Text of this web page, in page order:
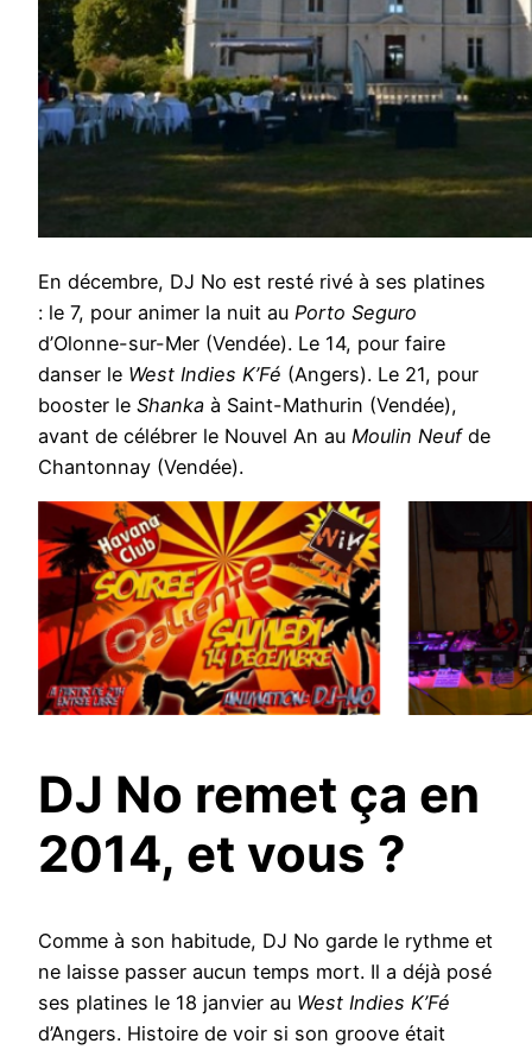
En décembre, DJ No est resté rivé à ses platines
: le 7, pour animer la nuit au Porto Seguro
d’Olonne-sur-Mer (Vendée). Le 14, pour faire
danser le West Indies K’Fé (Angers). Le 21, pour
booster le Shanka à Saint-Mathurin (Vendée),
avant de célébrer le Nouvel An au Moulin Neufde
Chantonnay (Vendée).
DJ No remet ça en
2014, et vous ?
Comme à son habitude, DJ No garde le rythme et
ne laisse passer aucun temps mort. Il a déjà posé
ses platines le 18 janvier au West Indies K’Fé
d’Angers. Histoire de voir si son groove était